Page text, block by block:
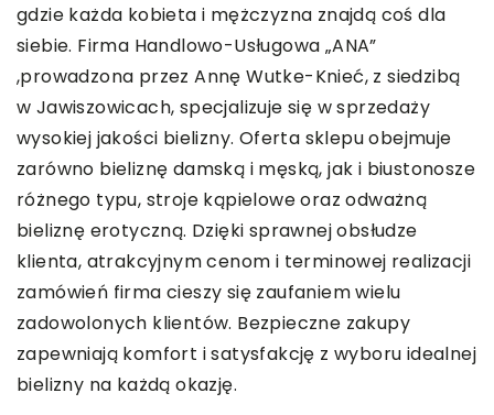
gdzie każda kobieta i mężczyzna znajdą coś dla
siebie. Firma Handlowo-Usługowa „ANA”
,prowadzona przez Annę Wutke-Knieć, z siedzibą
w Jawiszowicach, specjalizuje się w sprzedaży
wysokiej jakości bielizny. Oferta sklepu obejmuje
zarówno bieliznę damską i męską, jak i biustonosze
różnego typu, stroje kąpielowe oraz odważną
bieliznę erotyczną. Dzięki sprawnej obsłudze
klienta, atrakcyjnym cenom i terminowej realizacji
zamówień firma cieszy się zaufaniem wielu
zadowolonych klientów. Bezpieczne zakupy
zapewniają komfort i satysfakcję z wyboru idealnej
bielizny na każdą okazję.